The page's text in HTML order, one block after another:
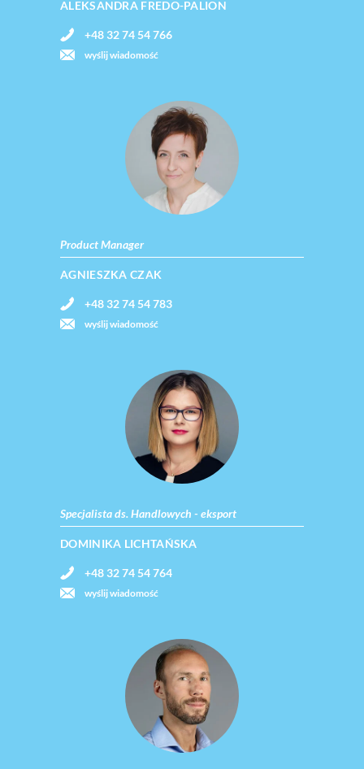
ALEKSANDRA FREDO-PALION
+48 32 74 54 766
wyślij wiadomość
Product Manager
AGNIESZKA CZAK
+48 32 74 54 783
wyślij wiadomość
Specjalista ds. Handlowych - eksport
DOMINIKA LICHTAŃSKA
+48 32 74 54 764
wyślij wiadomość